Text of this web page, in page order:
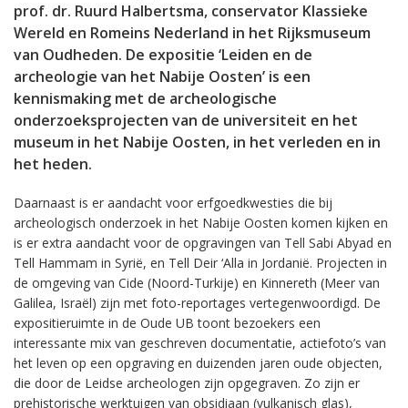
prof. dr. Ruurd Halbertsma, conservator Klassieke
Wereld en Romeins Nederland in het Rijksmuseum
van Oudheden. De expositie ‘Leiden en de
archeologie van het Nabije Oosten’ is een
kennismaking met de archeologische
onderzoeksprojecten van de universiteit en het
museum in het Nabije Oosten, in het verleden en in
het heden.
Daarnaast is er aandacht voor erfgoedkwesties die bij
archeologisch onderzoek in het Nabije Oosten komen kijken en
is er extra aandacht voor de opgravingen van Tell Sabi Abyad en
Tell Hammam in Syrië, en Tell Deir ‘Alla in Jordanië. Projecten in
de omgeving van Cide (Noord-Turkije) en Kinnereth (Meer van
Galilea, Israël) zijn met foto-reportages vertegenwoordigd. De
expositieruimte in de Oude UB toont bezoekers een
interessante mix van geschreven documentatie, actiefoto’s van
het leven op een opgraving en duizenden jaren oude objecten,
die door de Leidse archeologen zijn opgegraven. Zo zijn er
prehistorische werktuigen van obsidiaan (vulkanisch glas),